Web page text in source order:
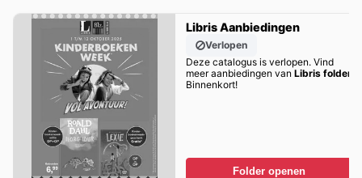
Libris Aanbiedingen
Verlopen
Deze catalogus is verlopen. Vind
meer aanbiedingen van Libris folder
Binnenkort!
Folder openen